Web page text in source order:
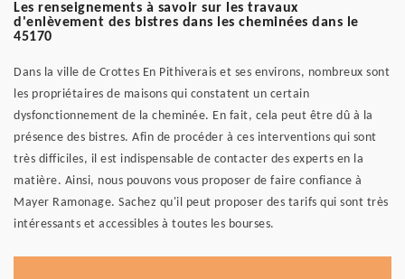
Les renseignements à savoir sur les travaux
d'enlèvement des bistres dans les cheminées dans le
45170
Dans la ville de Crottes En Pithiverais et ses environs, nombreux sont
les propriétaires de maisons qui constatent un certain
dysfonctionnement de la cheminée. En fait, cela peut être dû à la
présence des bistres. Afin de procéder à ces interventions qui sont
très difficiles, il est indispensable de contacter des experts en la
matière. Ainsi, nous pouvons vous proposer de faire confiance à
Mayer Ramonage. Sachez qu'il peut proposer des tarifs qui sont très
intéressants et accessibles à toutes les bourses.